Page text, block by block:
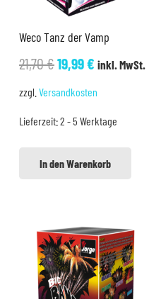
Weco Tanz der Vamp
21,70€Ursprünglicher
21,70 €
19,99€Aktueller
19,99 €.
inkl. MwSt.
zzgl. Versandkosten
Lieferzeit:2 - 5 Werktage
In den Warenkorb